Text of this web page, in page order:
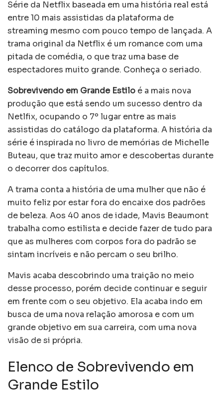
Série da Netflix baseada em uma história real está
entre 10 mais assistidas da plataforma de
streaming mesmo com pouco tempo de lançada. A
trama original da Netflix é um romance com uma
pitada de comédia, o que traz uma base de
espectadores muito grande. Conheça o seriado.
Sobrevivendo em Grande Estilo é a mais nova
produção que está sendo um sucesso dentro da
Netlfix, ocupando o 7º lugar entre as mais
assistidas do catálogo da plataforma. A história da
série é inspirada no livro de memórias de Michelle
Buteau, que traz muito amor e descobertas durante
o decorrer dos capítulos.
A trama conta a história de uma mulher que não é
muito feliz por estar fora do encaixe dos padrões
de beleza. Aos 40 anos de idade, Mavis Beaumont
trabalha como estilista e decide fazer de tudo para
que as mulheres com corpos fora do padrão se
sintam incríveis e não percam o seu brilho.
Mavis acaba descobrindo uma traição no meio
desse processo, porém decide continuar e seguir
em frente com o seu objetivo. Ela acaba indo em
busca de uma nova relação amorosa e com um
grande objetivo em sua carreira, com uma nova
visão de si própria.
Elenco de Sobrevivendo em
Grande Estilo